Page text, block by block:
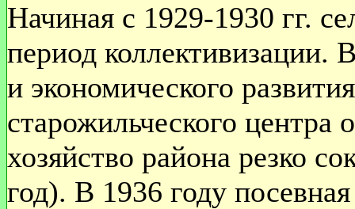
Начиная с 1929-1930 гг.
период коллективизации.
и экономического
старожильческого центра
хозяйство района резко
год). В 1936 году